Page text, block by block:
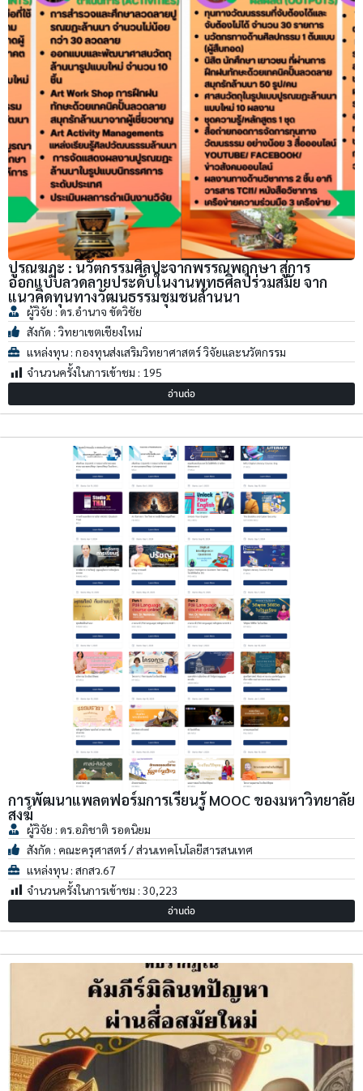
ปูรณฆฏะ : นวัตกรรมศิลปะจากพรรณพฤกษา สู่การ
ออกแบบลวดลายประดับในงานพุทธศิลป์ร่วมสมัย จาก
แนวคิดทุนทางวัฒนธรรมชุมชนล้านนา
ผู้วิจัย : ดร.อำนาจ ขัดวิชัย
สังกัด : วิทยาเขตเชียงใหม่
แหล่งทุน : กองทุนส่งเสริมวิทยาศาสตร์ วิจัยและนวัตกรรม
จำนวนครั้งในการเข้าชม : 195
อ่านต่อ
การพัฒนาแพลตฟอร์มการเรียนรู้ MOOC ของมหาวิทยาลัย
สงฆ์
ผู้วิจัย : ดร.อภิชาติ รอดนิยม
สังกัด : คณะครุศาสตร์ / ส่วนเทคโนโลยีสารสนเทศ
แหล่งทุน : สกสว.67
จำนวนครั้งในการเข้าชม : 30,223
อ่านต่อ